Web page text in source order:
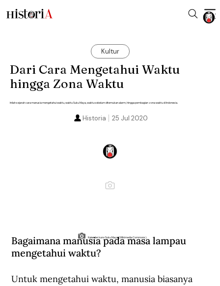
Kultur
Dari Cara Mengetahui Waktu
hingga Zona Waktu
Inilah sejarah cara manusia mengetahui waktu, waktu Suku Maya, waktu sebelum ditemukan alarm, hingga pembagian zona waktu di Indonesia.
25 Jul 2020
Historia
Kalender kuno Suku Maya. (Wikimedia Commons).
Bagaimana manusia pada masa lampau
mengetahui waktu?
Untuk mengetahui waktu, manusia biasanya